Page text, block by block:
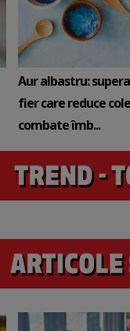
Aur albastru:
fier care reduce
combate îmb...